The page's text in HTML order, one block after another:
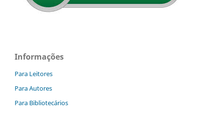
Informações
Para Leitores
Para Autores
Para Bibliotecários